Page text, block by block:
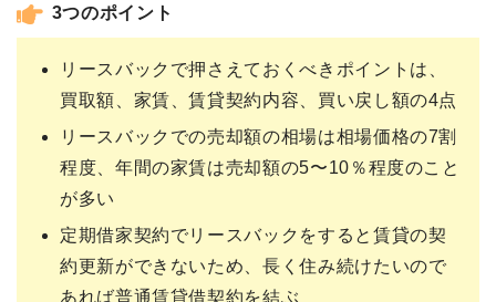
3つのポイント
リースバックで押さえておくべきポイントは、
買取額、家賃、賃貸契約内容、買い戻し額の4点
リースバックでの売却額の相場は相場価格の7割
程度、年間の家賃は売却額の5〜10％程度のこと
が多い
定期借家契約でリースバックをすると賃貸の契
約更新ができないため、長く住み続けたいので
あれば普通賃貸借契約を結ぶ